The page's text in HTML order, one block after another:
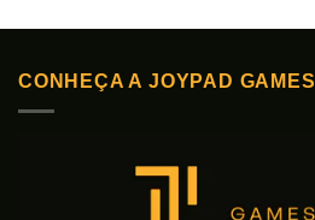
CONHEÇA A JOYPAD GAMES